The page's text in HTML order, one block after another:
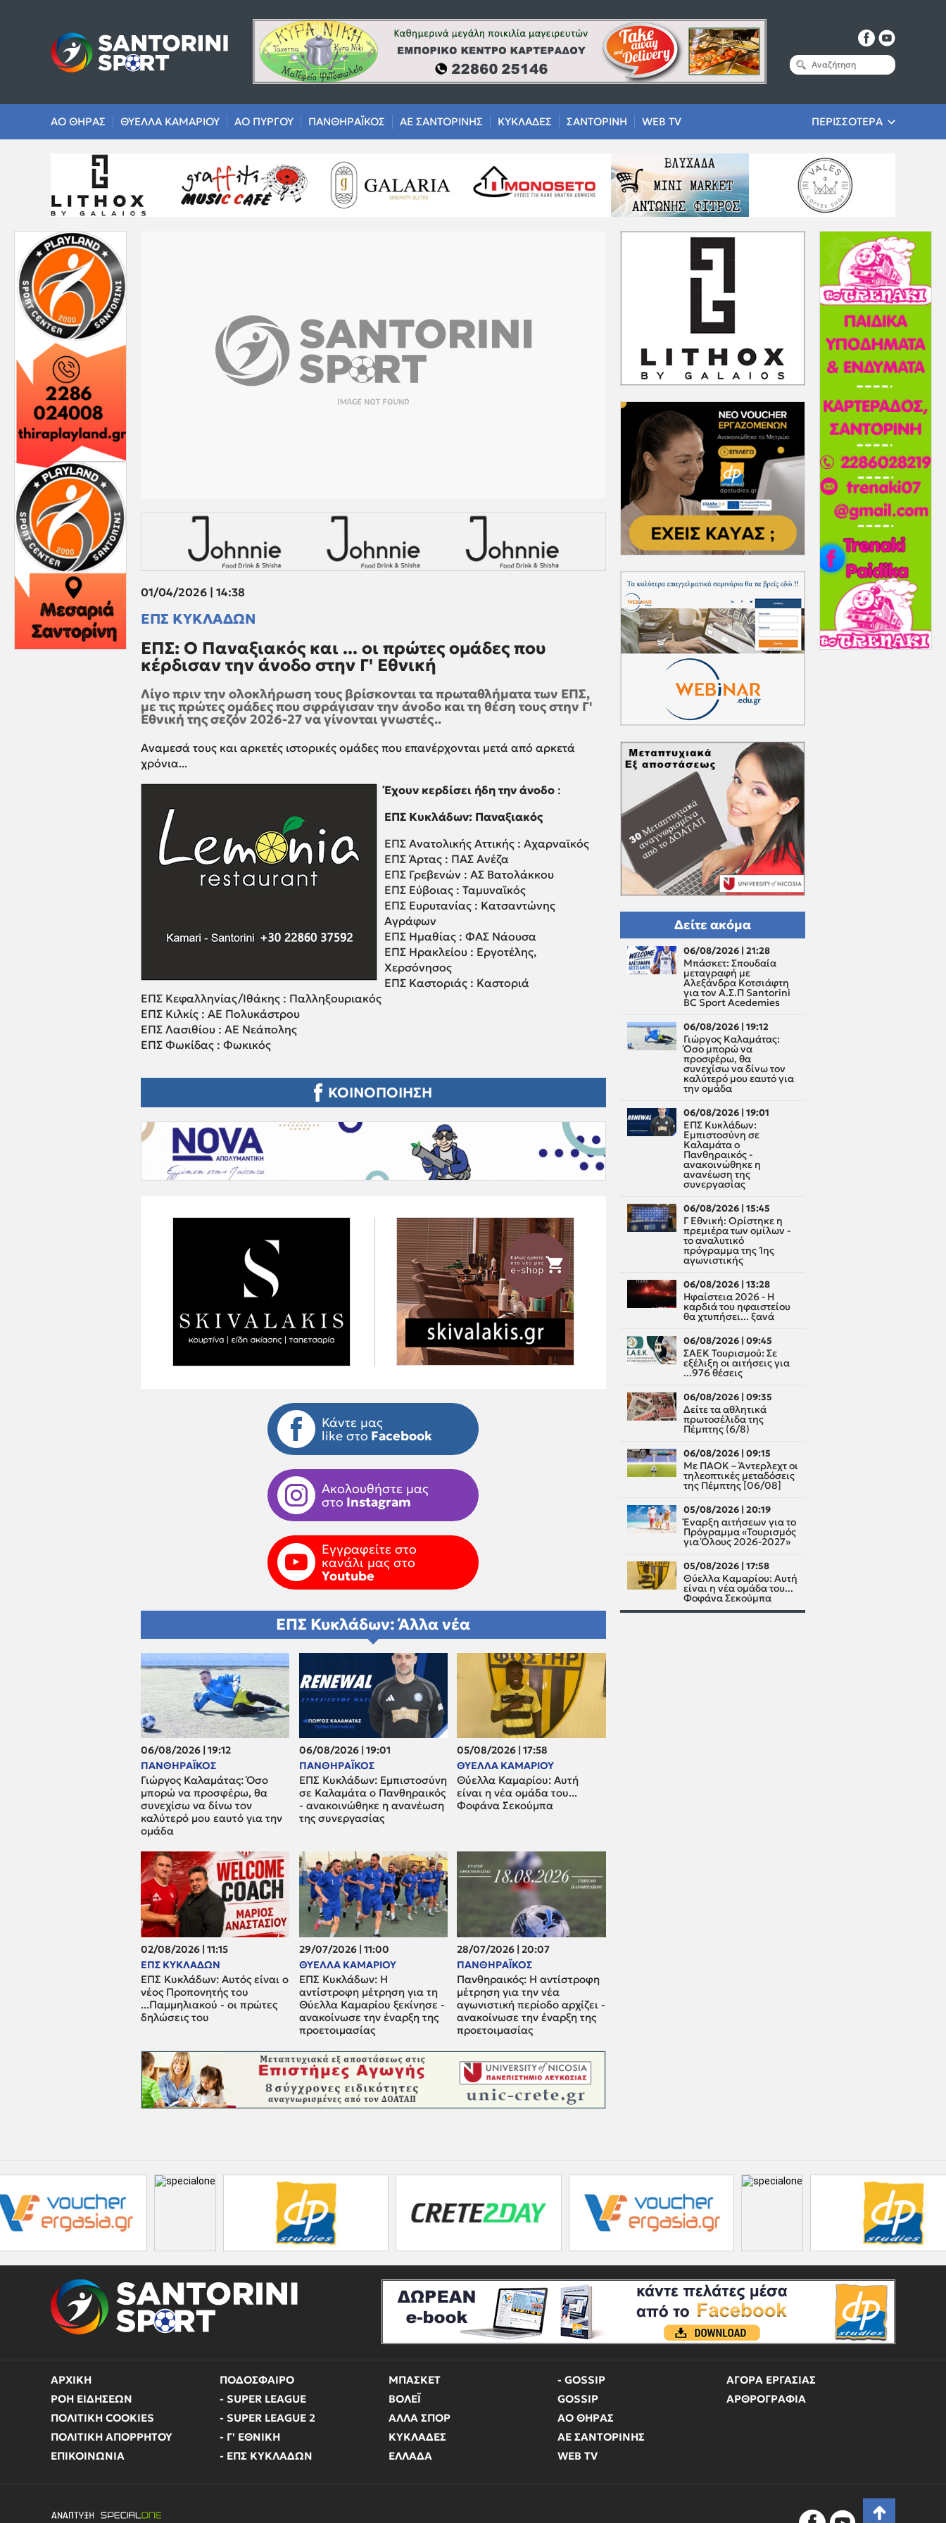
ΑΟ ΘΗΡΑΣ ΘΥΕΛΛΑ ΚΑΜΑΡΙΟΥ ΑΟ ΠΥΡΓΟΥ ΠΑΝΘΗΡΑΪΚΟΣ ΑΕ ΣΑΝΤΟΡΙΝΗΣ ΚΥΚΛΑΔΕΣ ΣΑΝΤΟΡΙΝΗ WEB TV ΠΕΡΙΣΣΟΤΕΡΑ
01/04/2026 | 14:38
ΕΠΣ ΚΥΚΛΑΔΩΝ
ΕΠΣ: Ο Παναξιακός και ... οι πρώτες ομάδες που
κέρδισαν την άνοδο στην Γ' Εθνική
Λίγο πριν την ολοκλήρωση τους βρίσκονται τα πρωταθλήματα των ΕΠΣ,
με τις πρώτες ομάδες που σφράγισαν την άνοδο και τη θέση τους στην Γ'
Εθνική της σεζόν 2026-27 να γίνονται γνωστές..
Αναμεσά τους και αρκετές ιστορικές ομάδες που επανέρχονται μετά από αρκετά
χρόνια...
Έχουν κερδίσει ήδη την άνοδο :
ΕΠΣ Κυκλάδων: Παναξιακός
ΕΠΣ Ανατολικής Αττικής : Αχαρναϊκός
ΕΠΣ Άρτας : ΠΑΣ Ανέζα
ΕΠΣ Γρεβενών : ΑΣ Βατολάκκου
ΕΠΣ Εύβοιας : Ταμυναϊκός
ΕΠΣ Ευρυτανίας : Κατσαντώνης
Αγράφων
ΕΠΣ Ημαθίας : ΦΑΣ Νάουσα
ΕΠΣ Ηρακλείου : Εργοτέλης,
Χερσόνησος
ΕΠΣ Καστοριάς : Καστοριά
ΕΠΣ Κεφαλληνίας/Ιθάκης : Παλληξουριακός
ΕΠΣ Κιλκίς : ΑΕ Πολυκάστρου
ΕΠΣ Λασιθίου : ΑΕ Νεάπολης
ΕΠΣ Φωκίδας : Φωκικός
ΚΟΙΝΟΠΟΙΗΣΗ
Κάντε μας
like στο Facebook
Ακολουθήστε μας
στο Instagram
Εγγραφείτε στο
κανάλι μας στο
Youtube
ΕΠΣ Κυκλάδων: Άλλα νέα
06/08/2026 | 19:12
ΠΑΝΘΗΡΑΪΚΟΣ
Γιώργος Καλαμάτας: Όσο
μπορώ να προσφέρω, θα
συνεχίσω να δίνω τον
καλύτερό μου εαυτό για την
ομάδα
06/08/2026 | 19:01
ΠΑΝΘΗΡΑΪΚΟΣ
ΕΠΣ Κυκλάδων: Εμπιστοσύνη
σε Καλαμάτα ο Πανθηραικός
- ανακοινώθηκε η ανανέωση
της συνεργασίας
05/08/2026 | 17:58
ΘΥΕΛΛΑ ΚΑΜΑΡΙΟΥ
Θύελλα Καμαρίου: Αυτή
είναι η νέα ομάδα του...
Φοφάνα Σεκούμπα
02/08/2026 | 11:15
ΕΠΣ ΚΥΚΛΑΔΩΝ
ΕΠΣ Κυκλάδων: Αυτός είναι ο
νέος Προπονητής του
...Παμμηλιακού - οι πρώτες
δηλώσεις του
29/07/2026 | 11:00
ΘΥΕΛΛΑ ΚΑΜΑΡΙΟΥ
ΕΠΣ Κυκλάδων: Η
αντίστροφη μέτρηση για τη
Θύελλα Καμαρίου ξεκίνησε -
ανακοίνωσε την έναρξη της
προετοιμασίας
28/07/2026 | 20:07
ΠΑΝΘΗΡΑΪΚΟΣ
Πανθηραικός: Η αντίστροφη
μέτρηση για την νέα
αγωνιστική περίοδο αρχίζει -
ανακοίνωσε την έναρξη της
προετοιμασίας
Δείτε ακόμα
06/08/2026 | 21:28
Μπάσκετ: Σπουδαία
μεταγραφή με
Αλεξάνδρα Κοτσιάφτη
για τον A.Σ.Π Santorini
BC Sport Acedemies
06/08/2026 | 19:12
Γιώργος Καλαμάτας:
Όσο μπορώ να
προσφέρω, θα
συνεχίσω να δίνω τον
καλύτερό μου εαυτό για
την ομάδα
06/08/2026 | 19:01
ΕΠΣ Κυκλάδων:
Εμπιστοσύνη σε
Καλαμάτα ο
Πανθηραικός -
ανακοινώθηκε η
ανανέωση της
συνεργασίας
06/08/2026 | 15:45
Γ Εθνική: Ορίστηκε η
πρεμιέρα των ομίλων -
το αναλυτικό
πρόγραμμα της 1ης
αγωνιστικής
06/08/2026 | 13:28
Ηφαίστεια 2026 - Η
καρδιά του ηφαιστείου
θα χτυπήσει... ξανά
06/08/2026 | 09:45
ΣΑΕΚ Τουρισμού: Σε
εξέλιξη οι αιτήσεις για
...976 θέσεις
06/08/2026 | 09:35
Δείτε τα αθλητικά
πρωτοσέλιδα της
Πέμπτης (6/8)
06/08/2026 | 09:15
Με ΠΑΟΚ – Άντερλεχτ οι
τηλεοπτικές μεταδόσεις
της Πέμπτης [06/08]
05/08/2026 | 20:19
Έναρξη αιτήσεων για το
Πρόγραμμα «Τουρισμός
για Όλους 2026-2027»
05/08/2026 | 17:58
Θύελλα Καμαρίου: Αυτή
είναι η νέα ομάδα του...
Φοφάνα Σεκούμπα
ΑΡΧΙΚΗ
ΡΟΗ ΕΙΔΗΣΕΩΝ
ΠΟΛΙΤΙΚΗ COOKIES
ΠΟΛΙΤΙΚΗ ΑΠΟΡΡΗΤΟΥ
ΕΠΙΚΟΙΝΩΝΙΑ
ΠΟΔΟΣΦΑΙΡΟ
- SUPER LEAGUE
- SUPER LEAGUE 2
- Γ' ΕΘΝΙΚΗ
- ΕΠΣ ΚΥΚΛΑΔΩΝ
ΜΠΑΣΚΕΤ
ΒΟΛΕΪ
ΑΛΛΑ ΣΠΟΡ
ΚΥΚΛΑΔΕΣ
ΕΛΛΑΔΑ
- GOSSIP
GOSSIP
ΑΟ ΘΗΡΑΣ
ΑΕ ΣΑΝΤΟΡΙΝΗΣ
WEB TV
ΑΓΟΡΑ ΕΡΓΑΣΙΑΣ
ΑΡΘΡΟΓΡΑΦΙΑ